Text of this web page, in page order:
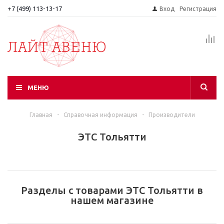
+7 (499) 113-13-17 Вход Регистрация
МЕНЮ
Главная - Справочная информация - Производители
ЭТС Тольятти
Разделы с товарами ЭТС Тольятти в
нашем магазине